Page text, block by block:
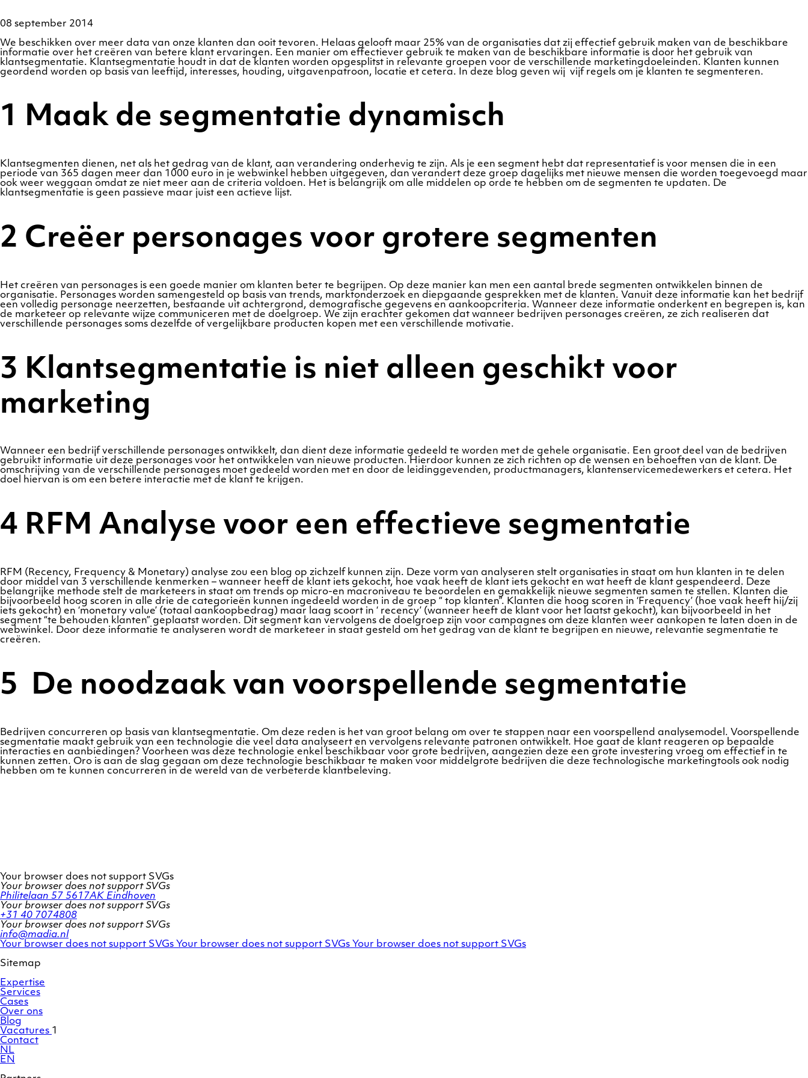
08 september 2014
We beschikken over meer data van onze klanten dan ooit tevoren. Helaas gelooft maar 25% van de organisaties dat zij effectief gebruik maken van de beschikbare
informatie over het creëren van betere klant ervaringen. Een manier om effectiever gebruik te maken van de beschikbare informatie is door het gebruik van
klantsegmentatie. Klantsegmentatie houdt in dat de klanten worden opgesplitst in relevante groepen voor de verschillende marketingdoeleinden. Klanten kunnen
geordend worden op basis van leeftijd, interesses, houding, uitgavenpatroon, locatie et cetera. In deze blog geven wij vijf regels om je klanten te segmenteren.
1 Maak de segmentatie dynamisch
Klantsegmenten dienen, net als het gedrag van de klant, aan verandering onderhevig te zijn. Als je een segment hebt dat representatief is voor mensen die in een
periode van 365 dagen meer dan 1000 euro in je webwinkel hebben uitgegeven, dan verandert deze groep dagelijks met nieuwe mensen die worden toegevoegd maar
ook weer weggaan omdat ze niet meer aan de criteria voldoen. Het is belangrijk om alle middelen op orde te hebben om de segmenten te updaten. De
klantsegmentatie is geen passieve maar juist een actieve lijst.
2 Creëer personages voor grotere segmenten
Het creëren van personages is een goede manier om klanten beter te begrijpen. Op deze manier kan men een aantal brede segmenten ontwikkelen binnen de
organisatie. Personages worden samengesteld op basis van trends, marktonderzoek en diepgaande gesprekken met de klanten. Vanuit deze informatie kan het bedrijf
een volledig personage neerzetten, bestaande uit achtergrond, demografische gegevens en aankoopcriteria. Wanneer deze informatie onderkent en begrepen is, kan
de marketeer op relevante wijze communiceren met de doelgroep. We zijn erachter gekomen dat wanneer bedrijven personages creëren, ze zich realiseren dat
verschillende personages soms dezelfde of vergelijkbare producten kopen met een verschillende motivatie.
3 Klantsegmentatie is niet alleen geschikt voor
marketing
Wanneer een bedrijf verschillende personages ontwikkelt, dan dient deze informatie gedeeld te worden met de gehele organisatie. Een groot deel van de bedrijven
gebruikt informatie uit deze personages voor het ontwikkelen van nieuwe producten. Hierdoor kunnen ze zich richten op de wensen en behoeften van de klant. De
omschrijving van de verschillende personages moet gedeeld worden met en door de leidinggevenden, productmanagers, klantenservicemedewerkers et cetera. Het
doel hiervan is om een betere interactie met de klant te krijgen.
4 RFM Analyse voor een effectieve segmentatie
RFM (Recency, Frequency & Monetary) analyse zou een blog op zichzelf kunnen zijn. Deze vorm van analyseren stelt organisaties in staat om hun klanten in te delen
door middel van 3 verschillende kenmerken – wanneer heeft de klant iets gekocht, hoe vaak heeft de klant iets gekocht en wat heeft de klant gespendeerd. Deze
belangrijke methode stelt de marketeers in staat om trends op micro-en macroniveau te beoordelen en gemakkelijk nieuwe segmenten samen te stellen. Klanten die
bijvoorbeeld hoog scoren in alle drie de categorieën kunnen ingedeeld worden in de groep “ top klanten”. Klanten die hoog scoren in ‘Frequency’ (hoe vaak heeft hij/zij
iets gekocht) en ‘monetary value’ (totaal aankoopbedrag) maar laag scoort in ‘ recency’ (wanneer heeft de klant voor het laatst gekocht), kan bijvoorbeeld in het
segment “te behouden klanten” geplaatst worden. Dit segment kan vervolgens de doelgroep zijn voor campagnes om deze klanten weer aankopen te laten doen in de
webwinkel. Door deze informatie te analyseren wordt de marketeer in staat gesteld om het gedrag van de klant te begrijpen en nieuwe, relevantie segmentatie te
creëren.
5 De noodzaak van voorspellende segmentatie
Bedrijven concurreren op basis van klantsegmentatie. Om deze reden is het van groot belang om over te stappen naar een voorspellend analysemodel. Voorspellende
segmentatie maakt gebruik van een technologie die veel data analyseert en vervolgens relevante patronen ontwikkelt. Hoe gaat de klant reageren op bepaalde
interacties en aanbiedingen? Voorheen was deze technologie enkel beschikbaar voor grote bedrijven, aangezien deze een grote investering vroeg om effectief in te
kunnen zetten. Oro is aan de slag gegaan om deze technologie beschikbaar te maken voor middelgrote bedrijven die deze technologische marketingtools ook nodig
hebben om te kunnen concurreren in de wereld van de verbeterde klantbeleving.
Your browser does not support SVGs
Your browser does not support SVGs
Philitelaan 57 5617AK Eindhoven
Your browser does not support SVGs
+31 40 7074808
Your browser does not support SVGs
info@madia.nl
Twitter
Your browser does not support SVGs LinkedIn
Your browser does not support SVGs Facebook
Your browser does not support SVGs
Sitemap
Expertise
Services
Cases
Over ons
Blog
Vacatures 1
Contact
NL
EN